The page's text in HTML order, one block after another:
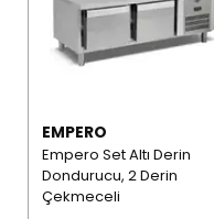
EMPERO
Empero Set Altı Derin
Dondurucu, 2 Derin
Çekmeceli